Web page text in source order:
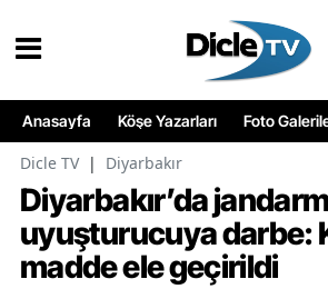
Anasayfa Köşe Yazarları Foto
Dicle TV | Diyarbakır
Diyarbakır’da
uyuşturucuya darbe:
madde ele geçirildi